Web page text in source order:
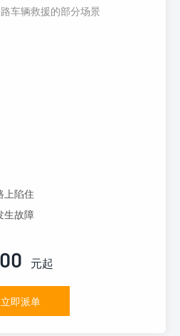
车辆救援的部分场景
上陷住
生故障
元起
立即派单